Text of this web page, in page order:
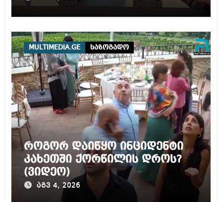
მოთავსება, საერთაშორისო
წამებას და არაადამიანურ
მოპყრობას – სააკაშვილი
MULTIMEDIA.GE საზოგადო
როგორ დაიწყო ინციდენტი
კახეთში ქორწილის დროს?
(ვიდეო)
აგვ 4, 2026